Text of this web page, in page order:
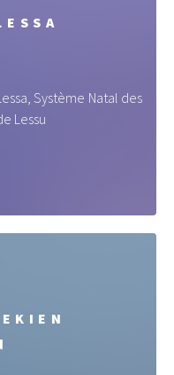
Système Natal des
Lessu